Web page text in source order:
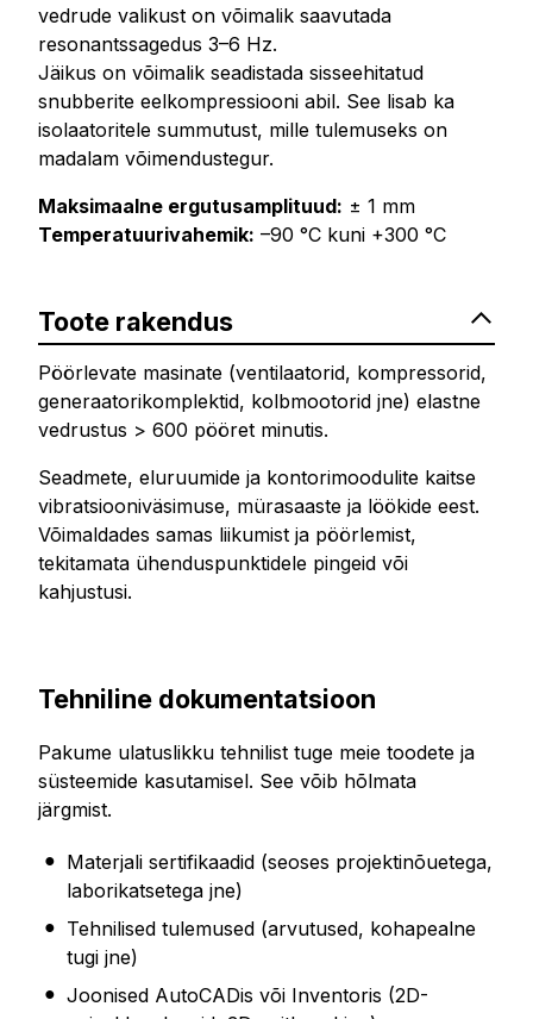
vedrude valikust on võimalik saavutada
resonantssagedus 3–6 Hz.
Jäikus on võimalik seadistada sisseehitatud
snubberite eelkompressiooni abil. See lisab ka
isolaatoritele summutust, mille tulemuseks on
madalam võimendustegur.
Maksimaalne ergutusamplituud: ± 1 mm
Temperatuurivahemik: –90 °C kuni +300 °C
Toote rakendus
Pöörlevate masinate (ventilaatorid, kompressorid,
generaatorikomplektid, kolbmootorid jne) elastne
vedrustus > 600 pööret minutis.
Seadmete, eluruumide ja kontorimoodulite kaitse
vibratsiooniväsimuse, mürasaaste ja löökide eest.
Võimaldades samas liikumist ja pöörlemist,
tekitamata ühenduspunktidele pingeid või
kahjustusi.
Tehniline dokumentatsioon
Pakume ulatuslikku tehnilist tuge meie toodete ja
süsteemide kasutamisel. See võib hõlmata
järgmist.
Materjali sertifikaadid (seoses projektinõuetega,
laborikatsetega jne)
Tehnilised tulemused (arvutused, kohapealne
tugi jne)
Joonised AutoCADis või Inventoris (2D-